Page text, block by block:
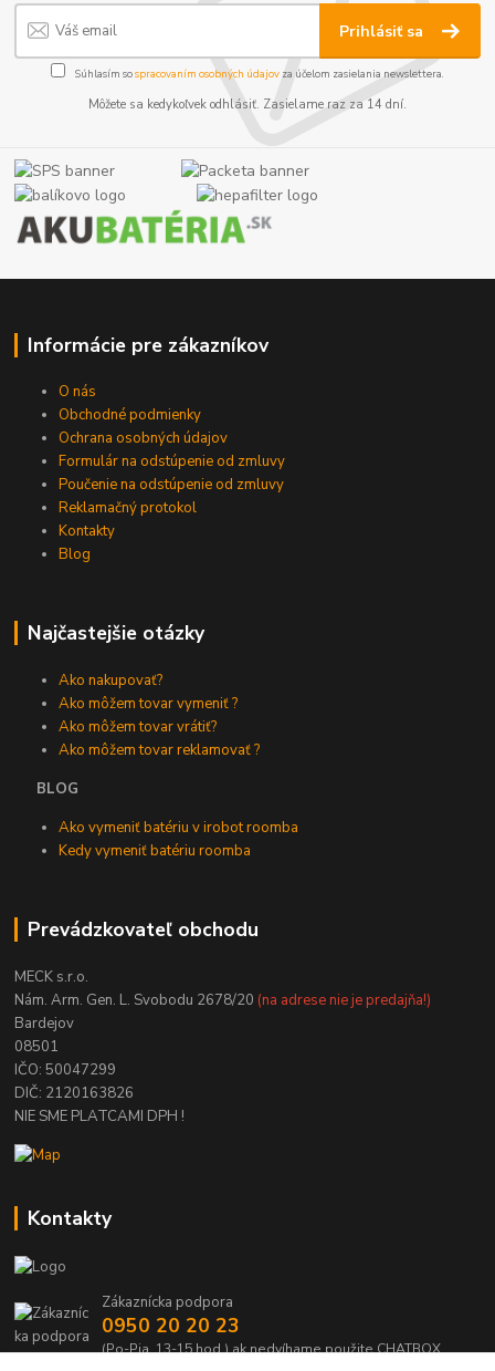
Prihlásiť sa
Súhlasím sospracovaním osobných údajov za účelom zasielania newslettera.
Môžete sa kedykoľvek odhlásiť. Zasielame raz za 14 dní.
Informácie pre zákazníkov
O nás
Obchodné podmienky
Ochrana osobných údajov
Formulár na odstúpenie od zmluvy
Poučenie na odstúpenie od zmluvy
Reklamačný protokol
Kontakty
Blog
Najčastejšie otázky
Ako nakupovať?
Ako môžem tovar vymeniť ?
Ako môžem tovar vrátiť?
Ako môžem tovar reklamovať ?
BLOG
Ako vymeniť batériu v irobot roomba
Kedy vymeniť batériu roomba
Prevádzkovateľ obchodu
MECK s.r.o.
Nám. Arm. Gen. L. Svobodu 2678/20 (na adrese nie je predajňa!)
Bardejov
08501
IČO: 50047299
DIČ: 2120163826
NIE SME PLATCAMI DPH !
Kontakty
Zákaznícka podpora
0950 20 20 23
(Po-Pia, 13-15 hod.) ak nedvíhame použite CHATBOX